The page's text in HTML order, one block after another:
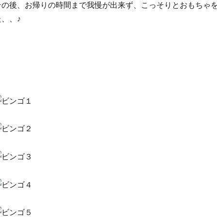
後、お帰りの時間まで我慢が出来ず、こっそりとおもちゃ
、♪